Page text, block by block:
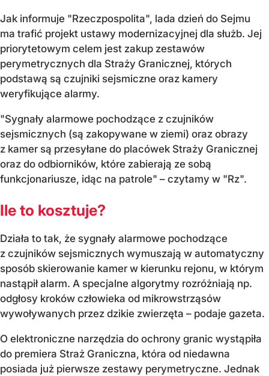
Jak informuje "Rzeczpospolita", lada dzień do Sejmu
ma trafić projekt ustawy modernizacyjnej dla służb. Jej
priorytetowym celem jest zakup zestawów
perymetrycznych dla Straży Granicznej, których
podstawą są czujniki sejsmiczne oraz kamery
weryfikujące alarmy.
"Sygnały alarmowe pochodzące z czujników
sejsmicznych (są zakopywane w ziemi) oraz obrazy
z kamer są przesyłane do placówek Straży Granicznej
oraz do odbiorników, które zabierają ze sobą
funkcjonariusze, idąc na patrole" – czytamy w "Rz".
Ile to kosztuje?
Działa to tak, że sygnały alarmowe pochodzące
z czujników sejsmicznych wymuszają w automatyczny
sposób skierowanie kamer w kierunku rejonu, w którym
nastąpił alarm. A specjalne algorytmy rozróżniają np.
odgłosy kroków człowieka od mikrowstrząsów
wywoływanych przez dzikie zwierzęta – podaje gazeta.
O elektroniczne narzędzia do ochrony granic wystąpiła
do premiera Straż Graniczna, która od niedawna
posiada już pierwsze zestawy perymetryczne. Jednak